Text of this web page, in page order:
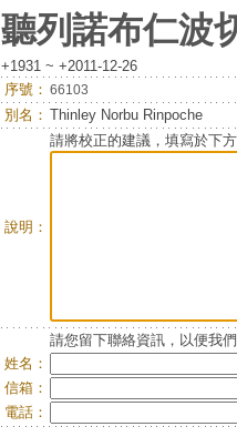
聽列諾布仁波
+1931 ~ +2011-12-26
序號： 66103
別名： Thinley Norbu Rinpoche
說明：
請將校正的建議，填寫於下
請您留下聯絡資訊，以便我
姓名：
信箱：
電話：